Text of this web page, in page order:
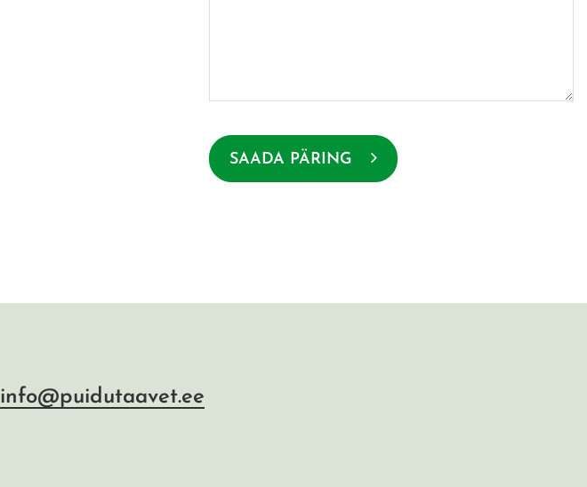
SAADA PÄRING
info@puidutaavet.ee